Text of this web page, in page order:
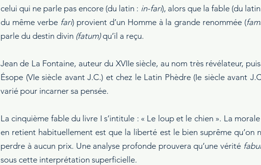
celui qui ne parle pas encore (du latin : in-fari), alors que la fable (du latin
du même verbe fari) provient d’un Homme à la grande renommée (
parle du destin divin (fatum) qu’il a reçu.
Jean de La Fontaine, auteur du XVIIe siècle, au nom très révélateur,
Ésope (VIe siècle avant J.C.) et chez le Latin Phèdre (Ie siècle avant
varié pour incarner sa pensée.
La cinquième fable du livre I s’intitule : « Le loup et le chien ». La
en retient habituellement est que la liberté est le bien suprême qu’on
perdre à aucun prix. Une analyse profonde prouvera qu’une vérité
sous cette interprétation superficielle.